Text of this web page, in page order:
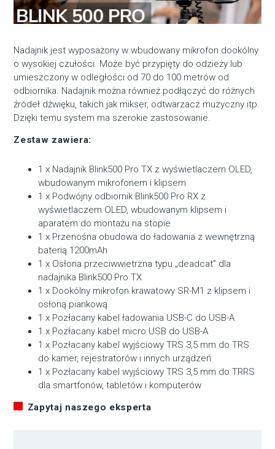
Nadajnik jest wyposażony w wbudowany mikrofon dookólny
o wysokiej czułości. Może być przypięty do odzieży lub
umieszczony w odległości od 70 do 100 metrów od
odbiornika. Nadajnik można również podłączyć do różnych
źródeł dźwięku, takich jak mikser, odtwarzacz muzyczny itp.
Dzięki temu system ma szerokie zastosowanie.
Zestaw zawiera:
1 x Nadajnik Blink500 Pro TX z wyświetlaczem OLED,
wbudowanym mikrofonem i klipsem
1 x Podwójny odbiornik Blink500 Pro RX z
wyświetlaczem OLED, wbudowanym klipsem i
aparatem do montażu na stopie
1 x Przenośna obudowa do ładowania z wewnętrzną
baterią 1200mAh
1 x Osłona przeciwwietrzna typu „deadcat” dla
nadajnika Blink500 Pro TX
1 x Dookólny mikrofon krawatowy SR-M1 z klipsem i
osłoną piankową
1 x Pozłacany kabel ładowania USB-C do USB-A
1 x Pozłacany kabel micro USB do USB-A
1 x Pozłacany kabel wyjściowy TRS 3,5 mm do TRS
do kamer, rejestratorów i innych urządzeń
1 x Pozłacany kabel wyjściowy TRS 3,5 mm do TRRS
dla smartfonów, tabletów i komputerów
Zapytaj naszego eksperta